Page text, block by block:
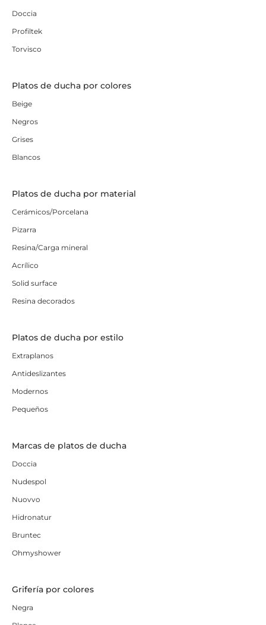
Doccia
Profiltek
Torvisco
Platos de ducha por colores
Beige
Negros
Grises
Blancos
Platos de ducha por material
Cerámicos/Porcelana
Pizarra
Resina/Carga mineral
Acrílico
Solid surface
Resina decorados
Platos de ducha por estilo
Extraplanos
Antideslizantes
Modernos
Pequeños
Marcas de platos de ducha
Doccia
Nudespol
Nuovvo
Hidronatur
Bruntec
Ohmyshower
Grifería por colores
Negra